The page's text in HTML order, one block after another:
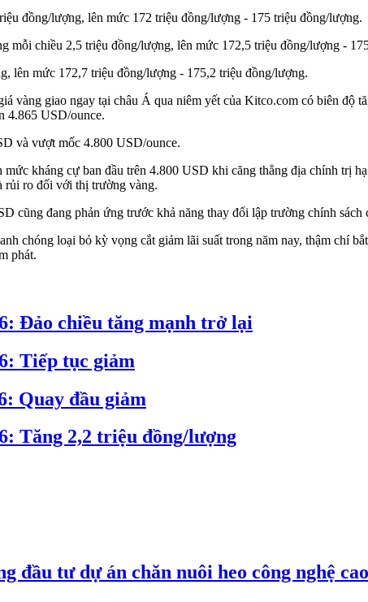
đồng/lượng, lên mức 172 triệu đồng/lượng - 175 triệu đồng/lượng.
mỗi chiều 2,5 triệu đồng/lượng, lên mức 172,5 triệu đồng/lượng -
lên mức 172,7 triệu đồng/lượng - 175,2 triệu đồng/lượng.
vàng giao ngay tại châu Á qua niêm yết của Kitco.com có biên
4.865 USD/ounce.
và vượt mốc 4.800 USD/ounce.
kháng cự ban đầu trên 4.800 USD khi căng thẳng địa chính trị
rủi ro đối với thị trường vàng.
cũng đang phản ứng trước khả năng thay đổi lập trường chính
chóng loại bỏ kỳ vọng cắt giảm lãi suất trong năm nay, thậm chí
phát.
Đảo chiều tăng mạnh trở lại
Tiếp tục giảm
Quay đầu giảm
Tăng 2,2 triệu đồng/lượng
đầu tư dự án chăn nuôi heo công nghệ